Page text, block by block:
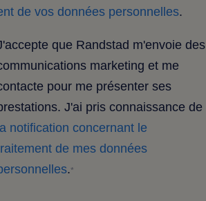
de vos données personnelles.
que Randstad m'envoie des
marketing et me
pour me présenter ses
J'ai pris connaissance de
la notification concernant le
de mes données
.*